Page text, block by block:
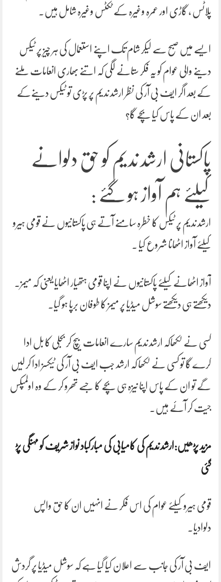
پلاٹس ، گاڑی اور عمرہ وغیرہ کے ٹکٹس وغیرہ شامل ہیں۔
ایسے میں صبح سے لیکر شام تک اپنے استعمال کی ہر چیز پر ٹیکس
دینے والی عوام کو یہ فکر ستانے لگی کہ اتنے بھاری انعامات ملنے
کے بعد اگر ایف بی آر کی نظر ارشد ندیم پر پڑی تو ٹیکس دینےکے
بعد ان کے پاس کیا بچے گا؟
پاکستانی ارشد ندیم کو حق دلوانے
کیلئے ہم آواز ہو گئے :
ارشد ندیم پر ٹیکس کا خطرہ سامنے آتے ہی پاکستانیوں نے قومی ہیرو
کیلئے آواز اٹھانا شروع کیا ۔
آواز اٹھانے کیلئے پاکستانیوں نے اپنا قومی ہتھیار اٹھایا یعنی کہ میمز۔
دیکھتے ہی دیکھتے سوشل میڈیا پر میمز کا طوفان برپا ہو گیا۔
کسی نے لکھاکہ ارشد ندیم سارے انعامات بیچ کر بجلی کا بل ادا
کرے گا تو کسی نے لکھا کہ ارشد جب ایف بی آر کی ٹیکسز ادا کر لیں
گے تو ان کے پاس اپنا نیزہ ہی بچے کا جسے تھرو کر کے وہ اولمپکس
جیت کر آئے ہیں۔
مزید پڑھیں:‌ارشد ندیم کی کامیابی کی مبارکباد نواز شریف کو مہنگی پڑ
گئی
قومی ہیرو کیلئے عوام کی اس فکر نے انہیں ان کا حق واپس
دلوادیا۔
ایف بی آر کی جانب سے اعلان کیا گیا ہے کہ سوشل میڈیا پر گردش